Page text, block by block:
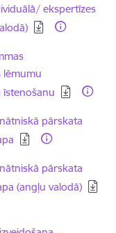
ekspertīzes
lēmumu
īstenošanu
pārskata
pārskata
(angļu valodā)